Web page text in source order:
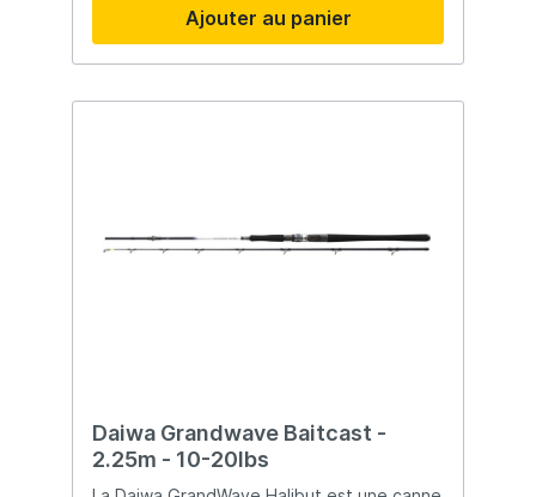
pour mener à bien les combats avec ces
poissons surpuissants. Anneaux K Fuji SIC
Porte-moulinet Fuji Blank en carbone haute
en carbone 24T/30T Talon + scion
Ajouter au panier
Daiwa Grandwave Baitcast -
2.25m - 10-20lbs